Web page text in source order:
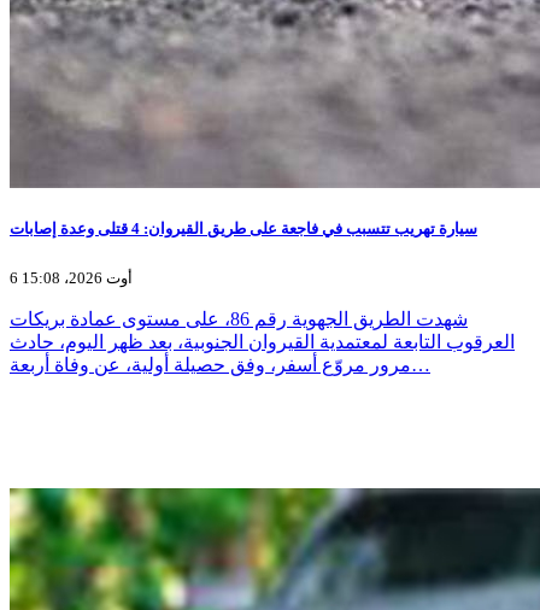
سيارة تهريب تتسبب في فاجعة على طريق القيروان: 4 قتلى وعدة إصابات
6 أوت 2026، 15:08
شهدت الطريق الجهوية رقم 86، على مستوى عمادة بريكات
العرقوب التابعة لمعتمدية القيروان الجنوبية، بعد ظهر اليوم، حادث
مرور مروّع أسفر، وفق حصيلة أولية، عن وفاة أربعة…